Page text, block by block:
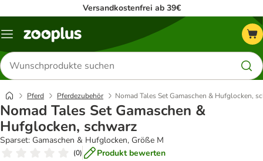
Versandkostenfrei ab 39€
Menü
Produkte
suchen
Pferd Pferdezubehör Nomad Tales Set Gamaschen & Hufglocken,
Nomad Tales Set Gamaschen &
Hufglocken, schwarz
Sparset: Gamaschen & Hufglocken, Größe M
(0) Produkt bewerten